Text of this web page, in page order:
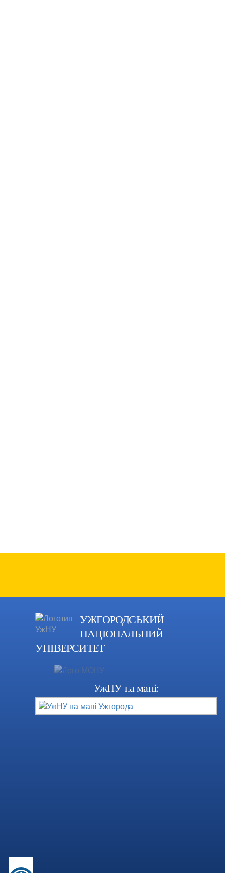
УЖГОРОДСЬКИЙ
НАЦІОНАЛЬНИЙ
УНІВЕРСИТЕТ
УжНУ на мапі: